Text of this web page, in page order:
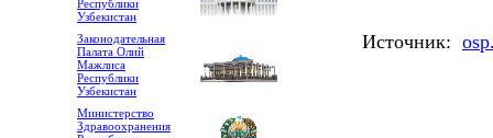
Республики
Узбекистан
Законодательная
Палата Олий
Мажлиса
Республики
Узбекистан
Министерство
Здравоохранения
Источник: